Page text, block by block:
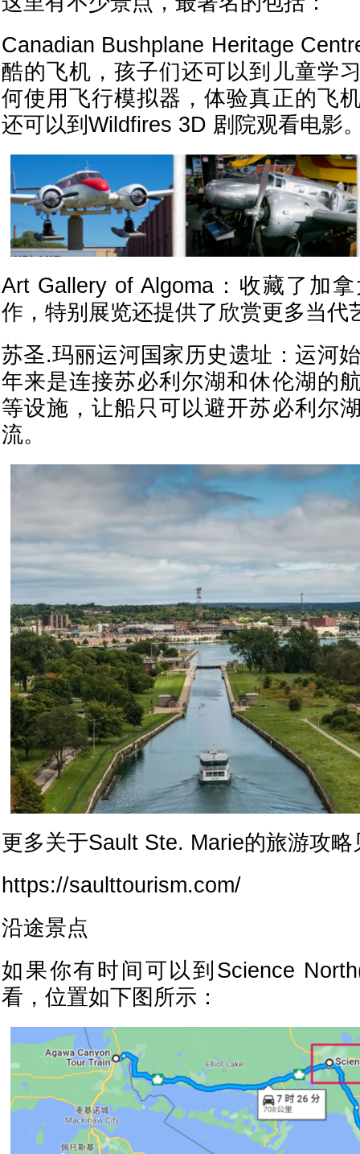
Canadian Bushplane Heritage
酷的飞机，孩子们还可以到儿童学
何使用飞行模拟器，体验真正的飞
还可以到Wildfires 3D 剧院观看电影
Art Gallery of Algoma：收藏了加
作，特别展览还提供了欣赏更多当代
苏圣.玛丽运河国家历史遗址：运河
年来是连接苏必利尔湖和休伦湖的
等设施，让船只可以避开苏必利尔
流。
更多关于Sault Ste. Marie的旅游攻略
https://saulttourism.com/
沿途景点
如果你有时间可以到Science
看，位置如下图所示：